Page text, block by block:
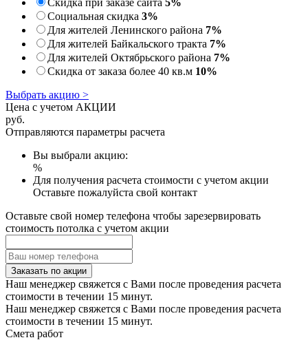
Социальная скидка 3%
Для жителей Ленинского района 7%
Для жителей Байкальского тракта 7%
Для жителей Октябрьского района 7%
Скидка от заказа более 40 кв.м 10%
Выбрать акцию >
Цена с учетом АКЦИИ
руб.
Отправляются параметры расчета
Вы выбрали акцию:
%
Для получения расчета стоимости с учетом акции
Оставьте пожалуйста свой контакт
Оставьте свой номер телефона чтобы зарезервировать
стоимость потолка с учетом акции
Заказать по акции
Наш менеджер свяжется с Вами после проведения расчета
стоимости в течении 15 минут.
Наш менеджер свяжется с Вами после проведения расчета
стоимости в течении 15 минут.
Смета работ